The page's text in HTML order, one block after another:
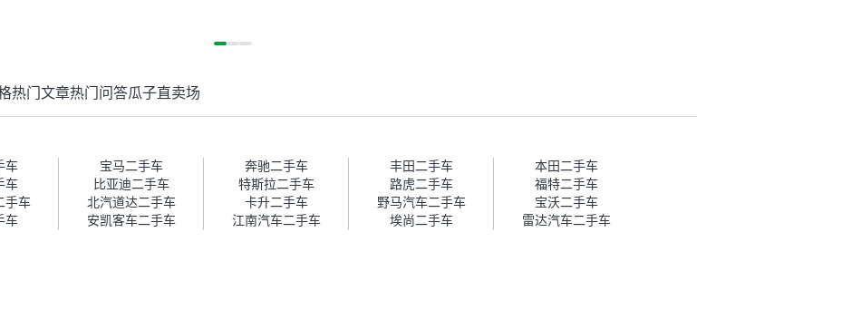
价格比车商那便宜，车况也有检
捷，其他平台的分期需要到当地
障。”
帮我谈价。自营车我讲过价，最
后是通过花一块钱买优惠券的方
式，便宜了800块钱成交。”
热门文章热门问答瓜子直卖场
车 宝马二手车 奔驰二手车 丰田二手车
本田二手车
车 比亚迪二手车 特斯拉二手车 路虎二手车
福特二手车
手车 北汽道达二手车 卡升二手车 野马汽车二手车
宝沃二手车
车 安凯客车二手车 江南汽车二手车 埃尚二手车 雷达汽车二手车